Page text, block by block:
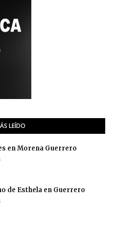
LEÍDO
en Morena Guerrero
de Esthela en Guerrero